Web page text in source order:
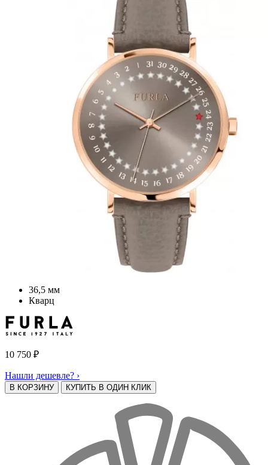
36,5 мм
Кварц
10 750 ₽
Нашли дешевле? ›
В КОРЗИНУ КУПИТЬ В ОДИН КЛИК